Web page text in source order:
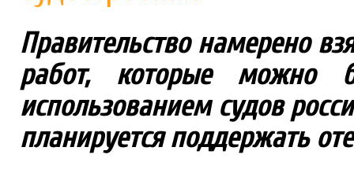
Правительство намерено
работ, которые можно
использованием судов
планируется поддержать